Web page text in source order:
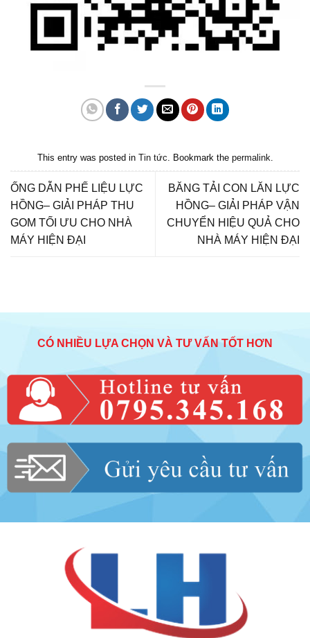
This entry was posted in Tin tức. Bookmark the permalink.
ỐNG DẪN PHẾ LIỆU LỰC
HỒNG– GIẢI PHÁP THU
GOM TỐI ƯU CHO NHÀ
MÁY HIỆN ĐẠI
BĂNG TẢI CON LĂN LỰC
HỒNG– GIẢI PHÁP VẬN
CHUYỂN HIỆU QUẢ CHO
NHÀ MÁY HIỆN ĐẠI
CÓ NHIỀU LỰA CHỌN VÀ TƯ VẤN TỐT HƠN